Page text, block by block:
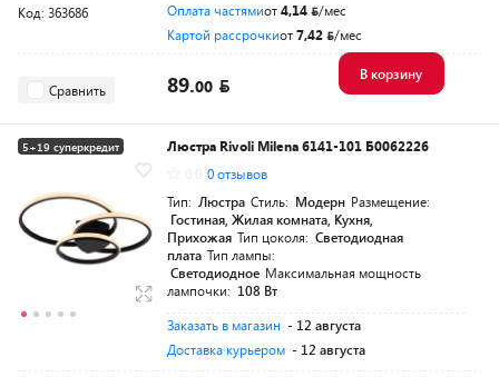
Код: 363686 Оплата частямиот4,14
/мес
Картой рассрочкиот7,42 /мес
Сравнить 89.00
В корзину
5+19 суперкредит
Люстра Rivoli Milena 6141-101 Б0062226
0 отзывов
Тип: Люстра Стиль: Модерн Размещение:
Гостиная, Жилая комната, Кухня,
Прихожая Тип цоколя: Светодиодная
плата Тип лампы:
Светодиодное Максимальная мощность
лампочки: 108 Вт
Заказать в магазин - 12 августа
Доставка курьером - 12 августа